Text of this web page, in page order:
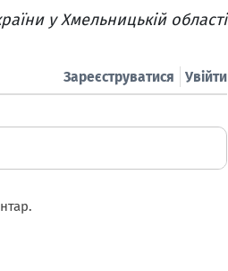
у Хмельницькій області
Увійти
Зареєструватися